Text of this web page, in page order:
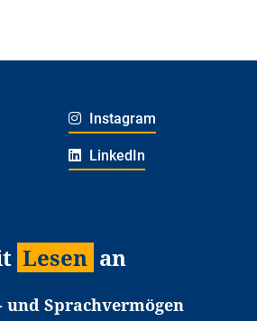
Instagram
LinkedIn
Lesen an
und Sprachvermögen